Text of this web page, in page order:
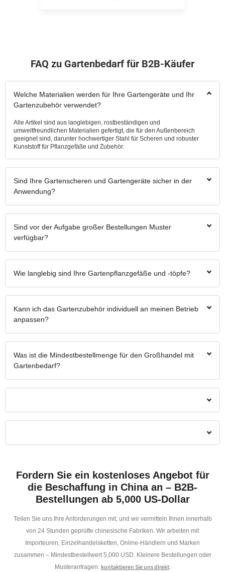
FAQ zu Gartenbedarf für B2B-Käufer
Welche Materialien werden für Ihre Gartengeräte und Ihr
Gartenzubehör verwendet?
Alle Artikel sind aus langlebigen, rostbeständigen und
umweltfreundlichen Materialien gefertigt, die für den Außenbereich
geeignet sind, darunter hochwertiger Stahl für Scheren und robuster
Kunststoff für Pflanzgefäße und Zubehör.
Sind Ihre Gartenscheren und Gartengeräte sicher in der
Anwendung?
Sind vor der Aufgabe großer Bestellungen Muster
verfügbar?
Wie langlebig sind Ihre Gartenpflanzgefäße und -töpfe?
Kann ich das Gartenzubehör individuell an meinen Betrieb
anpassen?
Was ist die Mindestbestellmenge für den Großhandel mit
Gartenbedarf?
Fordern Sie ein kostenloses Angebot für
die Beschaffung in China an – B2B-
Bestellungen ab 5,000 US-Dollar
Teilen Sie uns Ihre Anforderungen mit, und wir vermitteln Ihnen innerhalb
von 24 Stunden geprüfte chinesische Fabriken. Wir arbeiten mit
Importeuren, Einzelhandelsketten, Online-Händlern und Marken
zusammen – Mindestbestellwert 5,000 USD. Kleinere Bestellungen oder
Musteranfragen: kontaktieren Sie uns direkt.